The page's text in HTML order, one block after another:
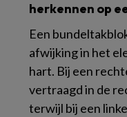
herkennen op
Een
afwijking in het
hart. Bij een
vertraagd in de
terwijl bij een